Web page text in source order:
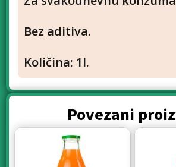
Bez aditiva.
Količina: 1l.
Povezani